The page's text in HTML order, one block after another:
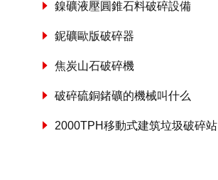
鎳礦液壓圓錐石料破碎設備
鈮礦歐版破碎器
焦炭山石破碎機
破碎硫銅鍺礦的機械叫什么
2000TPH移動式建筑垃圾破碎站